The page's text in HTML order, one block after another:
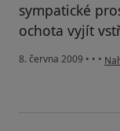
sympatické
ochota vyjít
8. června 2009 • • •